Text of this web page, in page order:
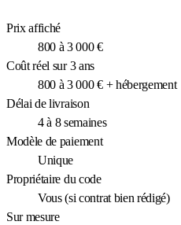
Prix affiché
800 à 3 000 €
Coût réel sur 3 ans
800 à 3 000 € + hébergement
Délai de livraison
4 à 8 semaines
Modèle de paiement
Unique
Propriétaire du code
Vous (si contrat bien rédigé)
Sur mesure